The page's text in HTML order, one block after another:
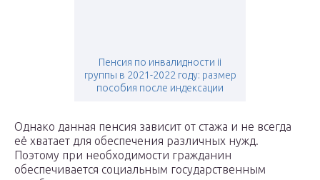
Пенсия по инвалидности ii
группы в 2021-2022 году: размер
пособия после индексации
Однако данная пенсия зависит от стажа и не всегда
её хватает для обеспечения различных нужд.
Поэтому при необходимости гражданин
обеспечивается социальным государственным